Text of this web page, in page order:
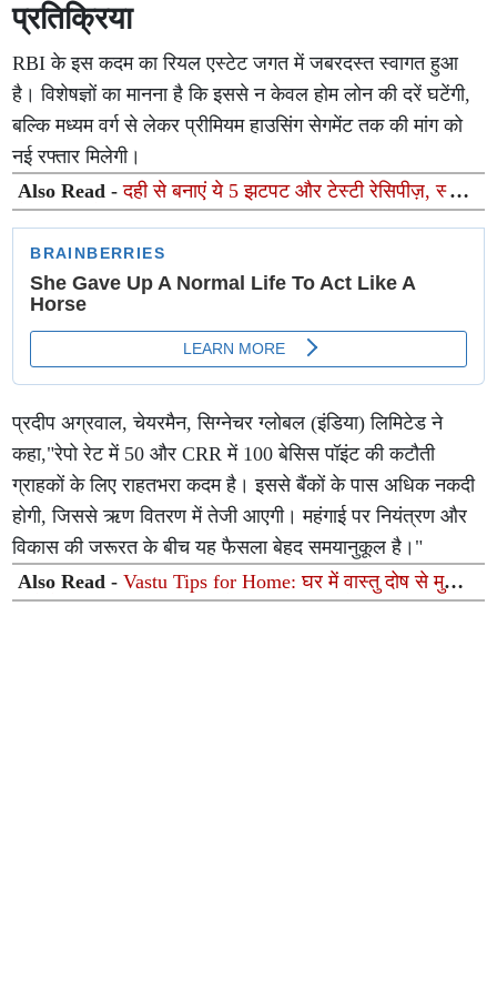
प्रतिक्रिया
RBI के इस कदम का रियल एस्टेट जगत में जबरदस्त स्वागत हुआ
है। विशेषज्ञों का मानना है कि इससे न केवल होम लोन की दरें घटेंगी,
बल्कि मध्यम वर्ग से लेकर प्रीमियम हाउसिंग सेगमेंट तक की मांग को
नई रफ्तार मिलेगी।
Also Read -दही से बनाएं ये 5 झटपट और टेस्टी रेसिपीज़, स्वाद
के साथ मिलेगा भरपूर न्यूट्रिशन
प्रदीप अग्रवाल, चेयरमैन, सिग्नेचर ग्लोबल (इंडिया) लिमिटेड ने
कहा,"रेपो रेट में 50 और CRR में 100 बेसिस पॉइंट की कटौती
ग्राहकों के लिए राहतभरा कदम है। इससे बैंकों के पास अधिक नकदी
होगी, जिससे ऋण वितरण में तेजी आएगी। महंगाई पर नियंत्रण और
विकास की जरूरत के बीच यह फैसला बेहद समयानुकूल है।"
Also Read -Vastu Tips for Home: घर में वास्तु दोष से मुक्ति
पाने के 5 आसान नियम, बनी रहेगी सुख-समृद्धि और सकारात्मकता